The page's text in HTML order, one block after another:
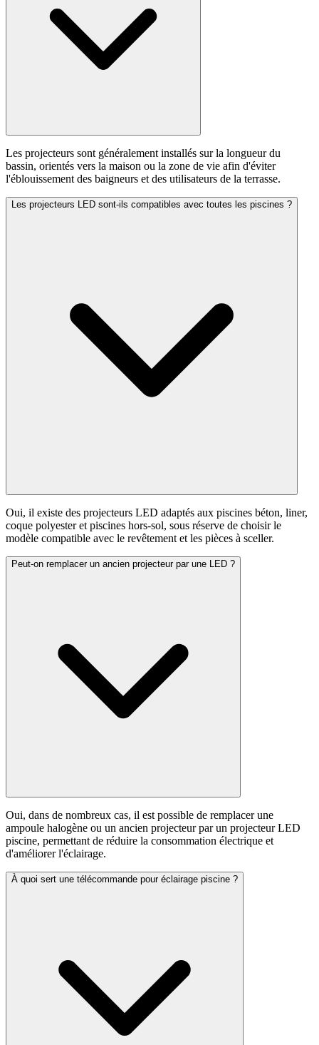
Les projecteurs sont généralement installés sur la longueur du
bassin, orientés vers la maison ou la zone de vie afin d'éviter
l'éblouissement des baigneurs et des utilisateurs de la terrasse.
Les projecteurs LED sont-ils compatibles avec toutes les piscines ?
Oui, il existe des projecteurs LED adaptés aux piscines béton, liner,
coque polyester et piscines hors-sol, sous réserve de choisir le
modèle compatible avec le revêtement et les pièces à sceller.
Peut-on remplacer un ancien projecteur par une LED ?
Oui, dans de nombreux cas, il est possible de remplacer une
ampoule halogène ou un ancien projecteur par un projecteur LED
piscine, permettant de réduire la consommation électrique et
d'améliorer l'éclairage.
À quoi sert une télécommande pour éclairage piscine ?